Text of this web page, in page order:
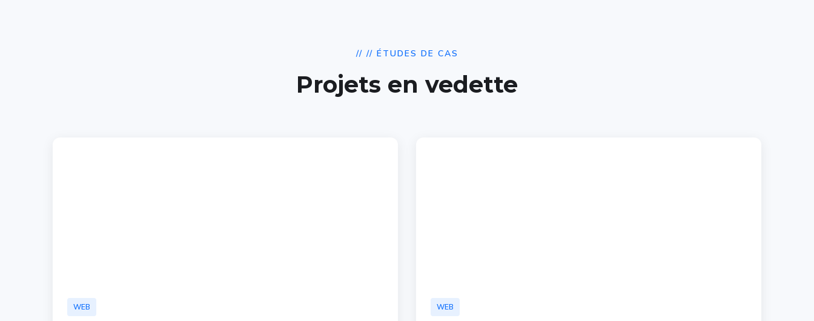
// // ÉTUDES DE CAS
Projets en vedette
WEB WEB